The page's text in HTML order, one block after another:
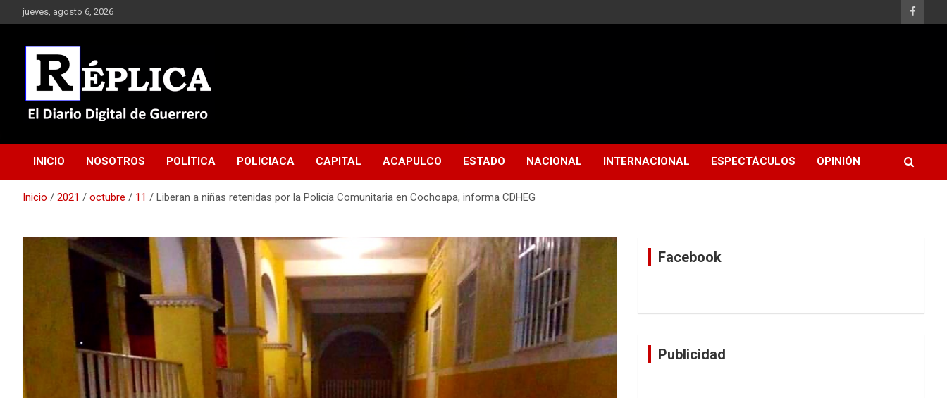
Saltar
al
jueves, agosto 6, 2026
Réplica
INICIO NOSOTROS POLÍTICA POLICIACA CAPITAL ACAPULCO ESTADO NACIONAL INTERNACIONAL ESPECTÁCULOS OPINIÓN
Inicio 2021 octubre 11 Liberan a niñas retenidas por la Policía Comunitaria en Cochoapa, informa CDHEG
Facebook
Publicidad